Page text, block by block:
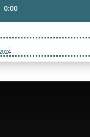
0:00